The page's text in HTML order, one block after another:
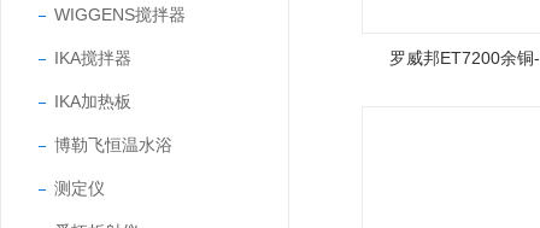
WIGGENS搅拌器
IKA搅拌器
IKA加热板
博勒飞恒温水浴
测定仪
罗威邦ET7200余铜